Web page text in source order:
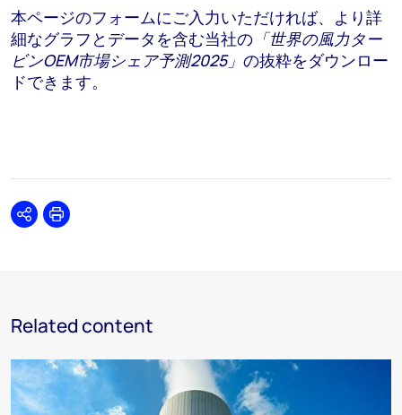
本ページのフォームにご入力いただければ、より詳
細なグラフとデータを含む当社の 「世界の風力ター
ビンOEM市場シェア予測2025」 の抜粋をダウンロー
ドできます。
SharePrint
Related content